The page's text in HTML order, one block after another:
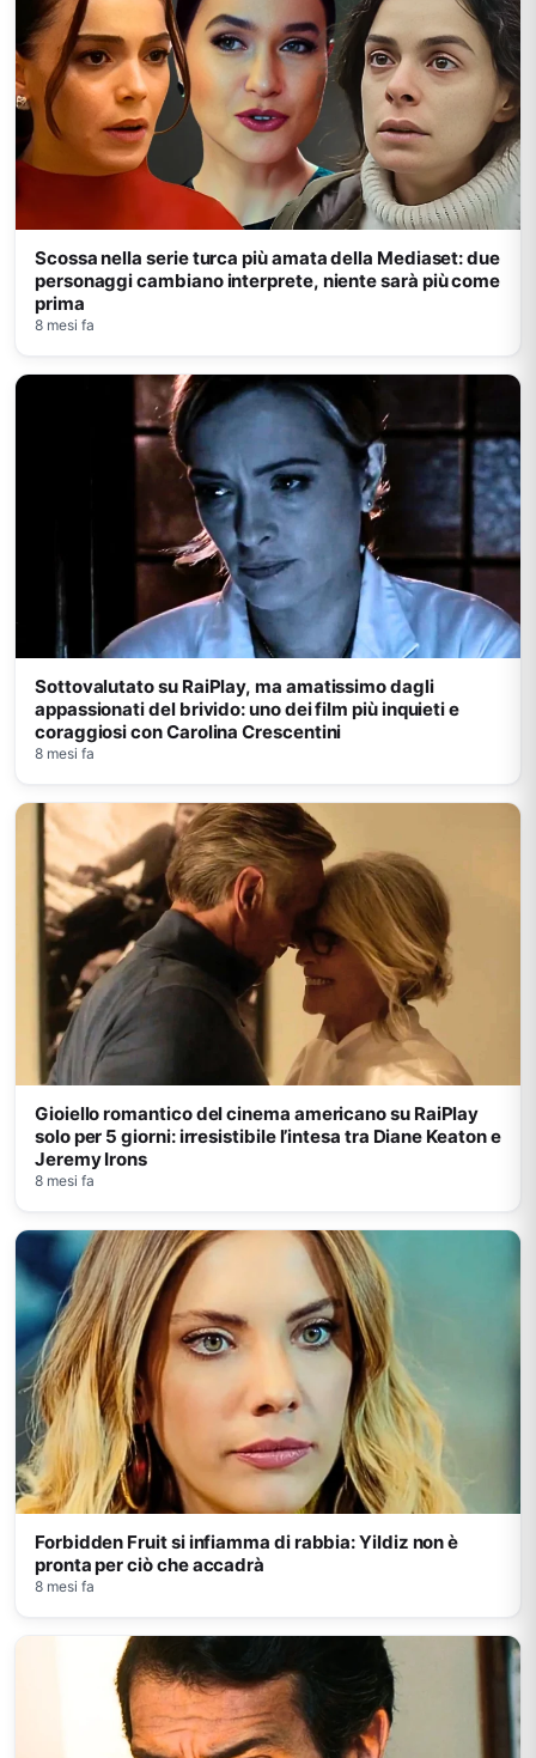
Scossa nella serie turca più amata della Mediaset: due
personaggi cambiano interprete, niente sarà più come
prima
8 mesi fa
Sottovalutato su RaiPlay, ma amatissimo dagli
appassionati del brivido: uno dei film più inquieti e
coraggiosi con Carolina Crescentini
8 mesi fa
Gioiello romantico del cinema americano su RaiPlay
solo per 5 giorni: irresistibile l’intesa tra Diane Keaton e
Jeremy Irons
8 mesi fa
Forbidden Fruit si infiamma di rabbia: Yildiz non è
pronta per ciò che accadrà
8 mesi fa